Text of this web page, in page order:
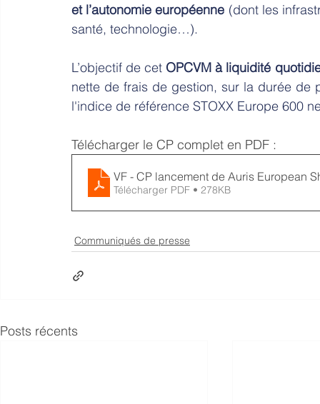
et l’autonomie européenne (dont les
santé, technologie…).
L’objectif de cet OPCVM à liquidité
nette de frais de gestion, sur la durée de
l'indice de référence STOXX Europe 600
Télécharger le CP complet en PDF :
VF - CP lancement de Auris European
Télécharger PDF • 278KB
Communiqués de presse
Posts récents